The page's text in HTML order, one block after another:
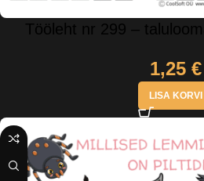
Tööleht nr 299 –
1,25 €
LISA KORVI